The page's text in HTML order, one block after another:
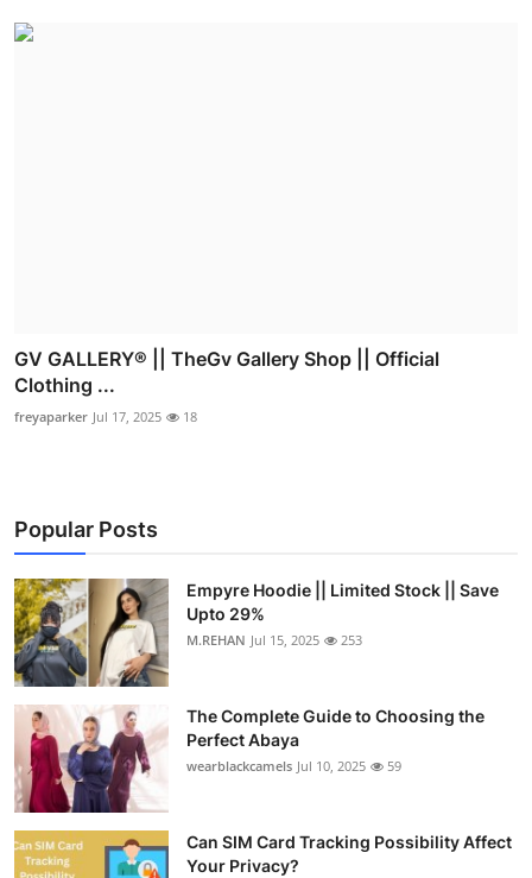
GV GALLERY® || TheGv Gallery Shop || Official
Clothing ...
freyaparker Jul 17, 2025 18
Popular Posts
Empyre Hoodie || Limited Stock || Save
Upto 29%
M.REHAN Jul 15, 2025 253
The Complete Guide to Choosing the
Perfect Abaya
wearblackcamels Jul 10, 2025 59
Can SIM Card Tracking Possibility Affect
Your Privacy?